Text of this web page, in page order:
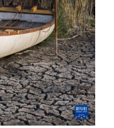
量子 体育
健康 军事
图片 政务
金融 汽车
息化 数字经济